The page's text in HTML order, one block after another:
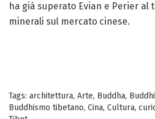
ha già superato Evian e Perier al
minerali sul mercato cinese.
Tags: architettura, Arte, Buddha,
Buddhismo tibetano, Cina, Cultura,